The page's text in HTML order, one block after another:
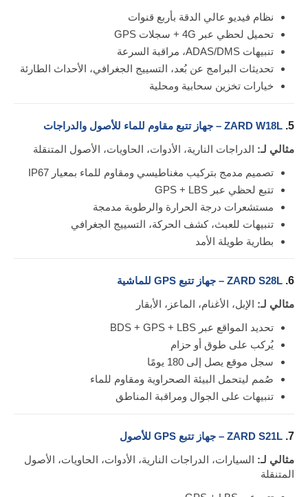
نظام فيديو عالي الدقة بأربع قنوات
تحميل لحظي عبر 4G + سجلات GPS
تنبيهات ADAS/DMS، مراقبة السرعة
تحديثات البرامج عن بُعد، التسييج الجغرافي، الأحداث الطارئة
خيارات تخزين سحابية ومحلية
5. ZARD W18L – جهاز تتبع مقاوم للماء للأصول والدراجات
مثالي لـ: الدراجات النارية، الأدوات، الحاويات، الأصول المتنقلة
تصميم مدمج بتركيب مغناطيسي ومقاوم للماء بمعيار IP67
تتبع لحظي عبر GPS + LBS
مستشعرات درجة الحرارة والرطوبة مدمجة
تنبيهات للعبث، كشف الحركة، التسييج الجغرافي
بطارية طويلة الأمد
6. ZARD S28L – جهاز تتبع GPS للماشية
مثالي لـ: الإبل، الأغنام، الماعز، الأبقار
تحديد المواقع عبر BDS + GPS + LBS
يُركب على طوق أو حزام
سجل موقع يصل إلى 180 يومًا
صُمم ليتحمل البيئة الصحراوية ومقاوم للماء
تنبيهات على الجوال ومراقبة المناطق
7. ZARD S21L – جهاز تتبع GPS للأصول
مثالي لـ: السيارات، الدراجات النارية، الأدوات، الحاويات، الأصول
المتنقلة